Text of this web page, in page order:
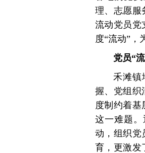
理、志愿服
流动党员党
度“流动”，
党员“
禾滩镇
握、党组织
度制约着基
这一难题
动，组织党
育，更激发